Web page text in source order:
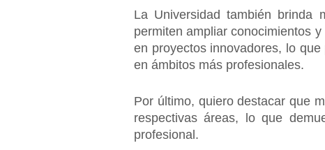
La Universidad también brinda
permiten ampliar conocimientos
en proyectos innovadores, lo
en ámbitos más profesionales.
Por último, quiero destacar que
respectivas áreas, lo que
profesional.